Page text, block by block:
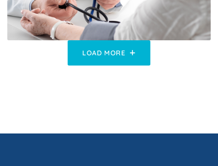
LOAD MORE